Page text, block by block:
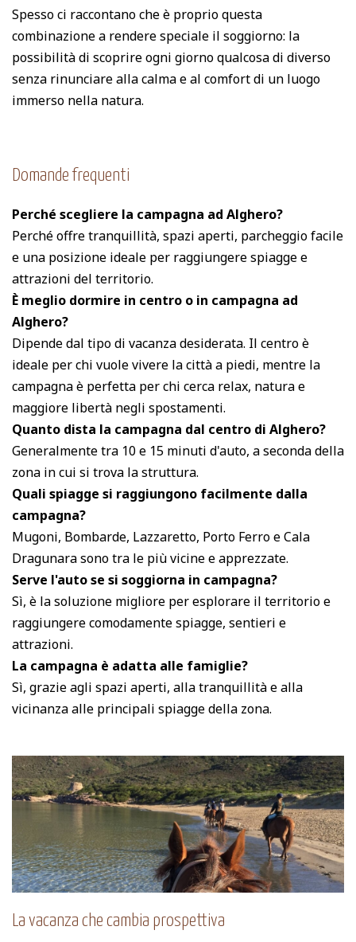
Spesso ci raccontano che è proprio questa
combinazione a rendere speciale il soggiorno: la
possibilità di scoprire ogni giorno qualcosa di diverso
senza rinunciare alla calma e al comfort di un luogo
immerso nella natura.
Domande frequenti
Perché scegliere la campagna ad Alghero?
Perché offre tranquillità, spazi aperti, parcheggio facile
e una posizione ideale per raggiungere spiagge e
attrazioni del territorio.
È meglio dormire in centro o in campagna ad
Alghero?
Dipende dal tipo di vacanza desiderata. Il centro è
ideale per chi vuole vivere la città a piedi, mentre la
campagna è perfetta per chi cerca relax, natura e
maggiore libertà negli spostamenti.
Quanto dista la campagna dal centro di Alghero?
Generalmente tra 10 e 15 minuti d'auto, a seconda della
zona in cui si trova la struttura.
Quali spiagge si raggiungono facilmente dalla
campagna?
Mugoni, Bombarde, Lazzaretto, Porto Ferro e Cala
Dragunara sono tra le più vicine e apprezzate.
Serve l'auto se si soggiorna in campagna?
Sì, è la soluzione migliore per esplorare il territorio e
raggiungere comodamente spiagge, sentieri e
attrazioni.
La campagna è adatta alle famiglie?
Sì, grazie agli spazi aperti, alla tranquillità e alla
vicinanza alle principali spiagge della zona.
La vacanza che cambia prospettiva